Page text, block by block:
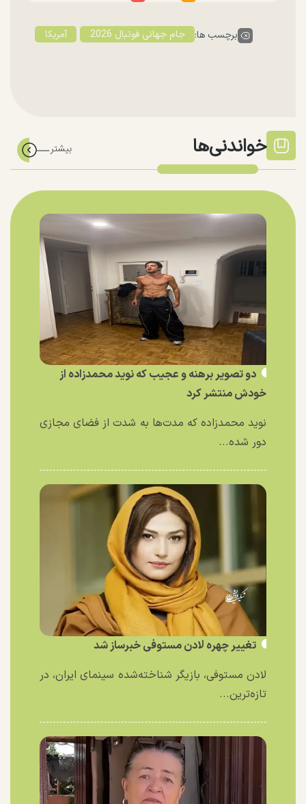
برچسب ها: جام جهانی فوتبال 2026 آمریکا
خواندنی‌ها
دو تصویر برهنه و عجیب که نوید محمدزاده از
خودش منتشر کرد
نوید محمدزاده که مدت‌ها به شدت از فضای مجازی
دور شده...
تغییر چهره لادن مستوفی خبرساز شد
لادن مستوفی، بازیگر شناخته‌شده سینمای ایران، در
تازه‌ترین...